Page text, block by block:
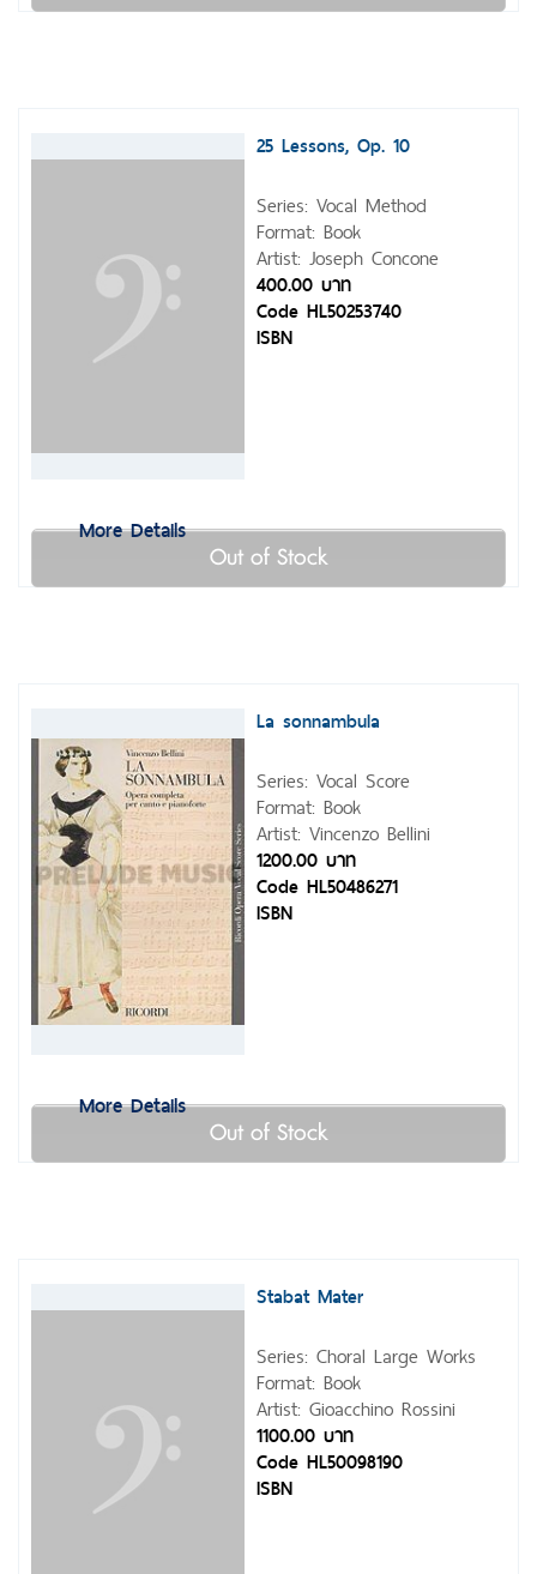
More Details
25 Lessons, Op. 10
Series: Vocal Method
Format: Book
Artist: Joseph Concone
400.00 บาท
Code HL50253740
ISBN
Out of Stock
More Details
La sonnambula
Series: Vocal Score
Format: Book
Artist: Vincenzo Bellini
1200.00 บาท
Code HL50486271
ISBN
Out of Stock
Stabat Mater
Series: Choral Large Works
Format: Book
Artist: Gioacchino Rossini
1100.00 บาท
Code HL50098190
ISBN